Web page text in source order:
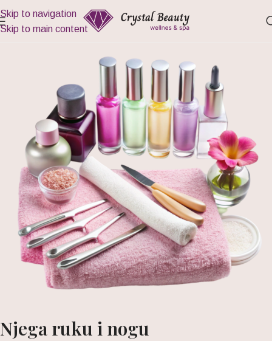
Skip to navigation
Skip to main content
Njega ruku i nogu